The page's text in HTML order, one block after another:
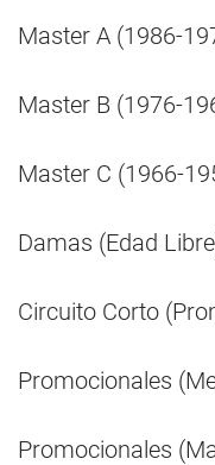
Master A (1986-
Master B (1976-
Master C (1966-
Damas (Edad
Circuito Corto
Promocionales
Promocionales